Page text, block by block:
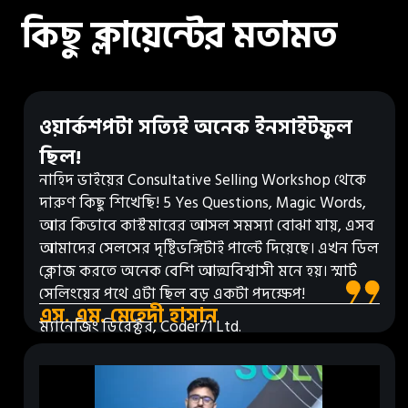
কিছু ক্লায়েন্টের মতামত
ওয়ার্কশপটা সত্যিই অনেক ইনসাইটফুল
ছিল!
নাহিদ ভাইয়ের Consultative Selling Workshop থেকে
দারুণ কিছু শিখেছি! 5 Yes Questions, Magic Words,
আর কিভাবে কাস্টমারের আসল সমস্যা বোঝা যায়, এসব
আমাদের সেলসের দৃষ্টিভঙ্গিটাই পাল্টে দিয়েছে। এখন ডিল
ক্লোজ করতে অনেক বেশি আত্মবিশ্বাসী মনে হয়। স্মার্ট
সেলিংয়ের পথে এটা ছিল বড় একটা পদক্ষেপ!
এস. এম. মেহেদী হাসান
ম্যানেজিং ডিরেক্টর, Coder71 Ltd.